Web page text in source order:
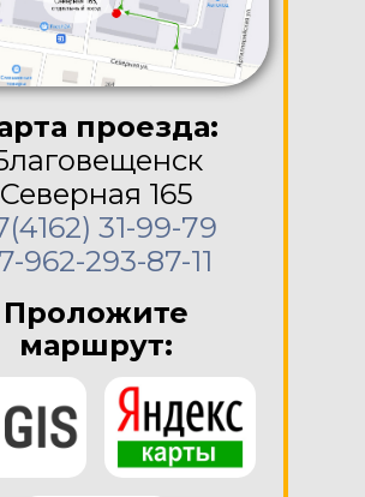
проезда:
Северная 165
31-99-79
962-293-87-11
Проложите
маршрут: